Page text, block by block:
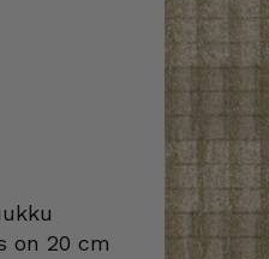
on 20 cm